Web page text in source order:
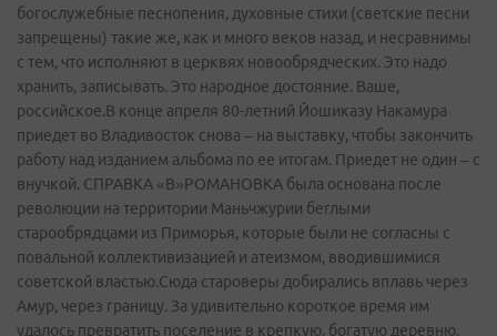
богослужебные песнопения, духовные стихи (светские песни
запрещены) такие же, как и много веков назад, и несравнимы
с тем, что исполняют в церквях новообрядческих. Это надо
хранить, записывать. Это народное достояние. Ваше,
российское.В конце апреля 80-летний Йошиказу Накамура
приедет во Владивосток снова – на выставку, чтобы закончить
работу над изданием альбома по ее итогам. Приедет не один – с
внучкой. СПРАВКА «В»РОМАНОВКА была основана после
революции на территории Маньчжурии беглыми
старообрядцами из Приморья, которые были не согласны с
повальной коллективизацией и атеизмом, вводившимися
советской властью.Сюда староверы добирались вплавь через
Амур, через границу. За удивительно короткое время им
удалось превратить поселение в крепкую, богатую деревню,